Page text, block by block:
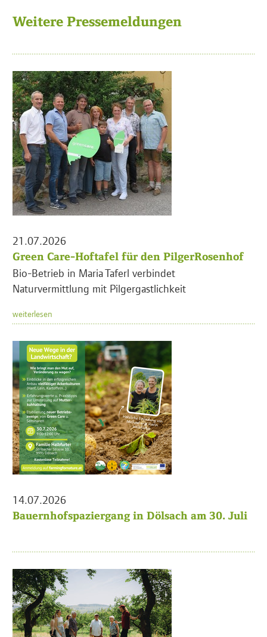
Weitere Pressemeldungen
21.07.2026
Green Care-Hoftafel für den PilgerRosenhof
Bio-Betrieb in Maria Taferl verbindet
Naturvermittlung mit Pilgergastlichkeit
weiterlesen
14.07.2026
Bauernhofspaziergang in Dölsach am 30. Juli